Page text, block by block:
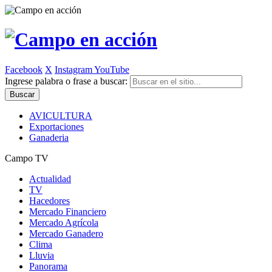
Facebook X InstagramYouTube
Ingrese palabra o frase a buscar:
AVICULTURA
Exportaciones
Ganaderia
Campo TV
Actualidad
TV
Hacedores
Mercado Financiero
Mercado Agrícola
Mercado Ganadero
Clima
Lluvia
Panorama